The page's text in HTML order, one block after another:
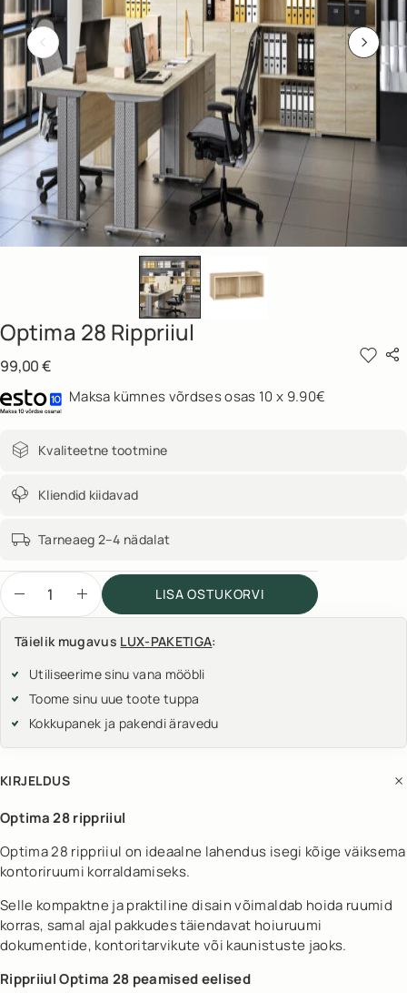
Optima 28 Rippriiul
99,00€
Maksa kümnes võrdses osas 10 x 9.90€
Kvaliteetne tootmine
Kliendid kiidavad
Tarneaeg 2–4 nädalat
LISA OSTUKORVI
Täielik mugavus LUX-PAKETIGA:
Utiliseerime sinu vana mööbli
Toome sinu uue toote tuppa
Kokkupanek ja pakendi äravedu
KIRJELDUS
Optima 28 rippriiul
Optima 28 rippriiul on ideaalne lahendus isegi kõige väiksema
kontoriruumi korraldamiseks.
Selle kompaktne ja praktiline disain võimaldab hoida ruumid
korras, samal ajal pakkudes täiendavat hoiuruumi
dokumentide, kontoritarvikute või kaunistuste jaoks.
Rippriiul Optima 28 peamised eelised